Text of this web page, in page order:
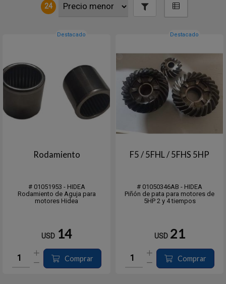
24
Destacado
Rodamiento
# 01051953 - HIDEA
Rodamiento de Aguja para
motores Hidea
USD 14
Comprar
Destacado
F5 / 5FHL / 5FHS 5HP
# 01050346AB - HIDEA
Piñón de pata para motores de
5HP 2 y 4 tiempos
USD 21
Comprar